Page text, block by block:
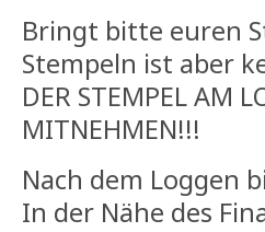
Bringt bitte euren
Stempeln ist aber
DER STEMPEL AM
MITNEHMEN!!!
Nach dem Loggen
In der Nähe des